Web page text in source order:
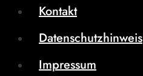
Kontakt
Datenschutzhinweis
Impressum